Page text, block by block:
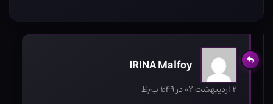
IRINA Malfoy
۲ اردیبهشت ۰۲ در ۱:۴۹ ب٫ظ